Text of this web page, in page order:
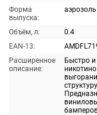
Форма
выпуска:
аэрозоль
Объём, л:
0.4
EAN-13:
Расширенное
описание:
Быстро